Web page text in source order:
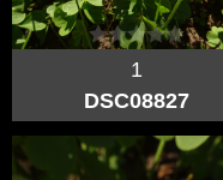
1
DSC08827